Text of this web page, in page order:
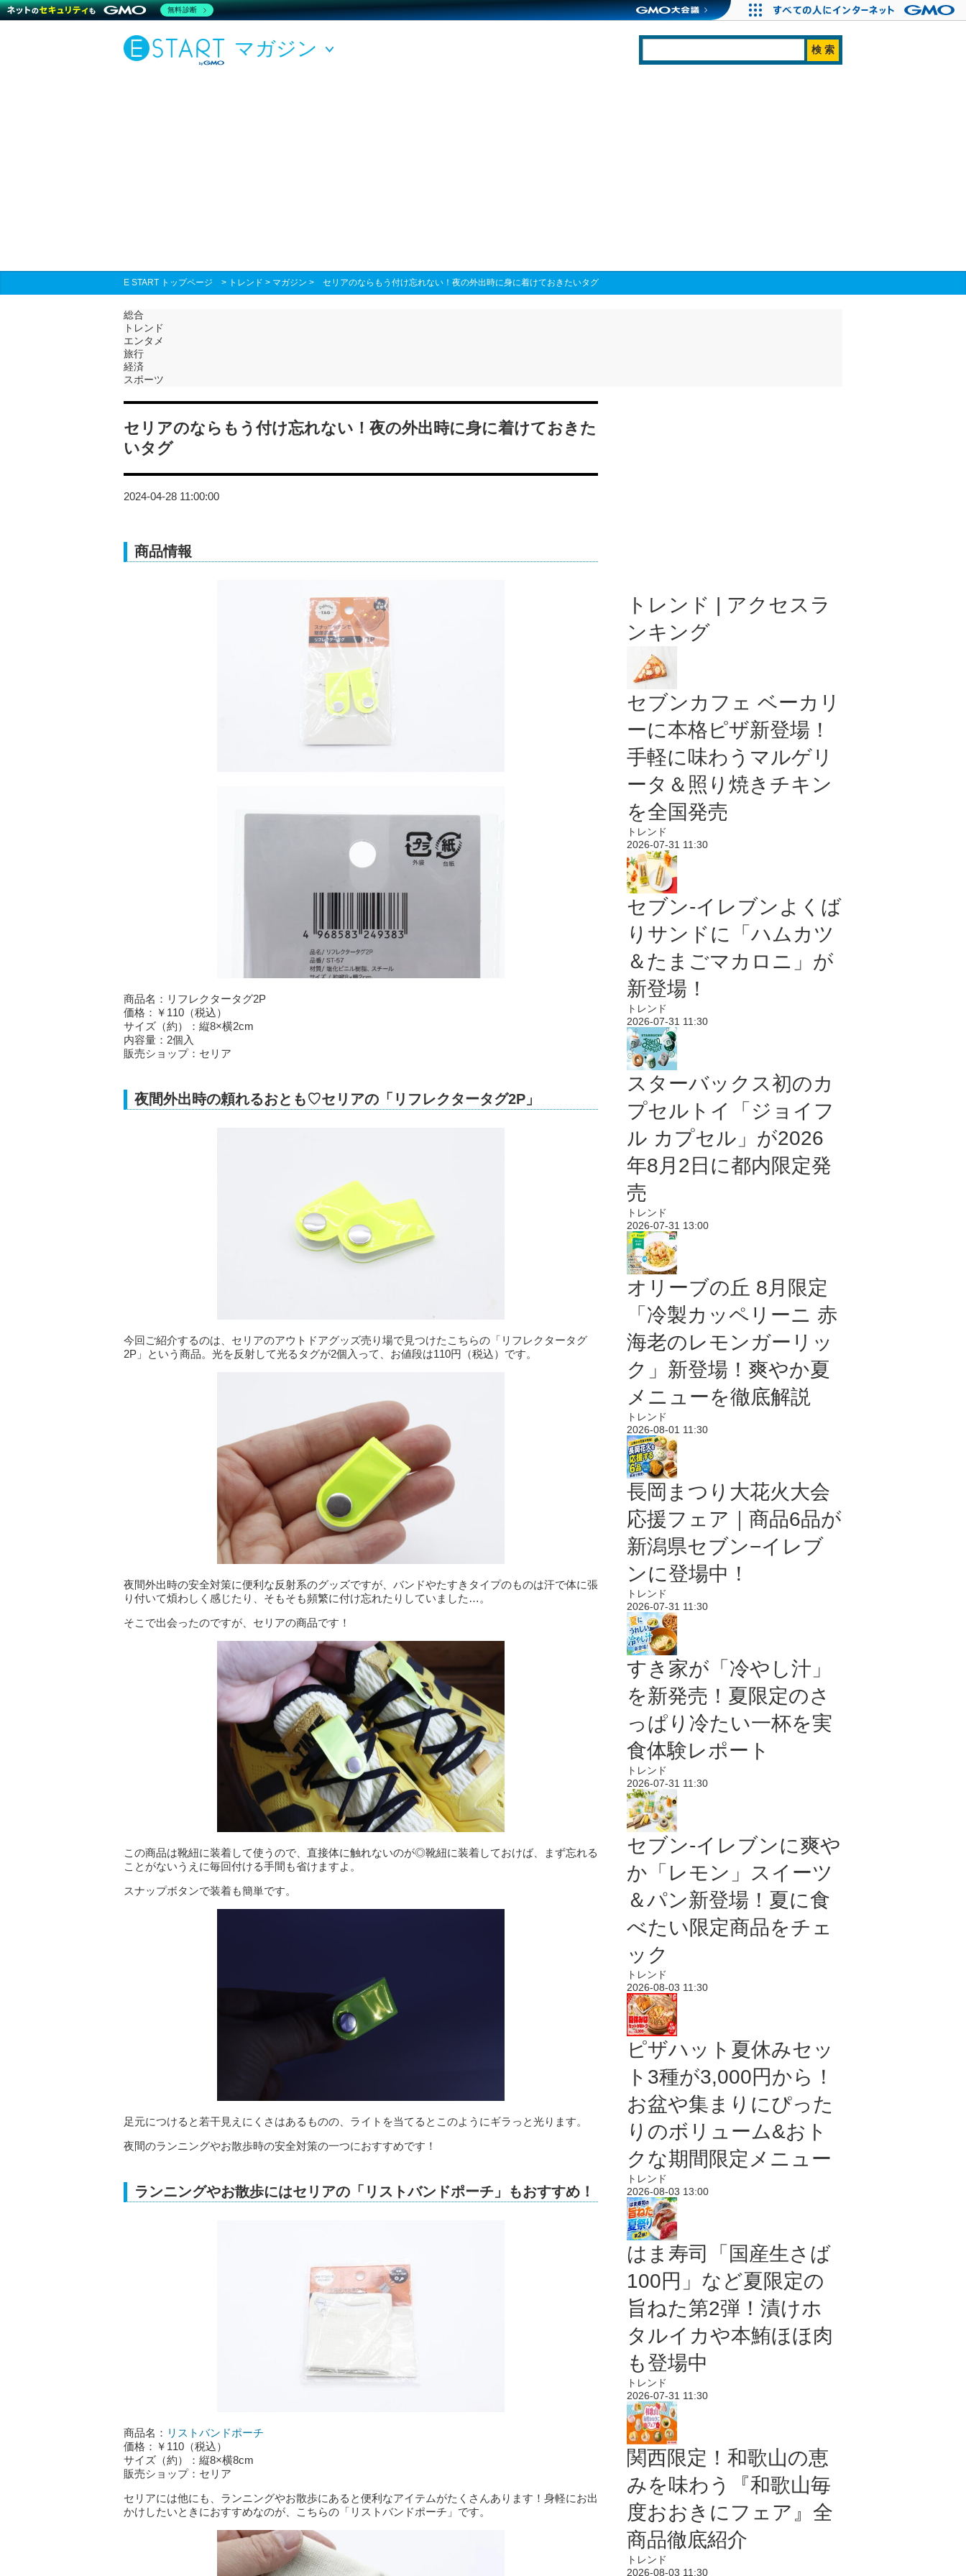
マガジン
E START トップページ > トレンド > マガジン > セリアのならもう付け忘れない！夜の外出時に身に着けておきたいタグ
総合
トレンド
エンタメ
旅行
経済
スポーツ
セリアのならもう付け忘れない！夜の外出時に身に着けておきた
いタグ
2024-04-28 11:00:00
商品情報
商品名：リフレクタータグ2P
価格：￥110（税込）
サイズ（約）：縦8×横2cm
内容量：2個入
販売ショップ：セリア
夜間外出時の頼れるおとも♡セリアの「リフレクタータグ2P」
今回ご紹介するのは、セリアのアウトドアグッズ売り場で見つけたこちらの「リフレクタータグ
2P」という商品。光を反射して光るタグが2個入って、お値段は110円（税込）です。
夜間外出時の安全対策に便利な反射系のグッズですが、バンドやたすきタイプのものは汗で体に張
り付いて煩わしく感じたり、そもそも頻繁に付け忘れたりしていました…。
そこで出会ったのですが、セリアの商品です！
この商品は靴紐に装着して使うので、直接体に触れないのが◎靴紐に装着しておけば、まず忘れる
ことがないうえに毎回付ける手間も省けますよ。
スナップボタンで装着も簡単です。
足元につけると若干見えにくさはあるものの、ライトを当てるとこのようにギラっと光ります。
夜間のランニングやお散歩時の安全対策の一つにおすすめです！
ランニングやお散歩にはセリアの「リストバンドポーチ」もおすすめ！
商品名： リストバンドポーチ
価格：￥110（税込）
サイズ（約）：縦8×横8cm
販売ショップ：セリア
セリアには他にも、ランニングやお散歩にあると便利なアイテムがたくさんあります！身軽にお出
かけしたいときにおすすめなのが、こちらの「リストバンドポーチ」です。
トレンド | アクセスラ
ンキング
セブンカフェ ベーカリ
ーに本格ピザ新登場！
手軽に味わうマルゲリ
ータ＆照り焼きチキン
を全国発売
トレンド
2026-07-31 11:30
セブン‐イレブンよくば
りサンドに「ハムカツ
＆たまごマカロニ」が
新登場！
トレンド
2026-07-31 11:30
スターバックス初のカ
プセルトイ「ジョイフ
ル カプセル」が2026
年8月2日に都内限定発
売
トレンド
2026-07-31 13:00
オリーブの丘 8月限定
「冷製カッペリーニ 赤
海老のレモンガーリッ
ク」新登場！爽やか夏
メニューを徹底解説
トレンド
2026-08-01 11:30
長岡まつり大花火大会
応援フェア｜商品6品が
新潟県セブン−イレブ
ンに登場中！
トレンド
2026-07-31 11:30
すき家が「冷やし汁」
を新発売！夏限定のさ
っぱり冷たい一杯を実
食体験レポート
トレンド
2026-07-31 11:30
セブン‐イレブンに爽や
か「レモン」スイーツ
＆パン新登場！夏に食
べたい限定商品をチェ
ック
トレンド
2026-08-03 11:30
ピザハット夏休みセッ
ト3種が3,000円から！
お盆や集まりにぴった
りのボリューム&おト
クな期間限定メニュー
トレンド
2026-08-03 13:00
はま寿司「国産生さば
100円」など夏限定の
旨ねた第2弾！漬けホ
タルイカや本鮪ほほ肉
も登場中
トレンド
2026-07-31 11:30
関西限定！和歌山の恵
みを味わう『和歌山毎
度おおきにフェア』全
商品徹底紹介
トレンド
2026-08-03 11:30
無料診断